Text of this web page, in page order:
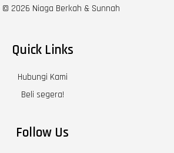
© 2026 Niaga Berkah & Sunnah
Quick Links
Hubungi Kami
Beli segera!
Follow Us